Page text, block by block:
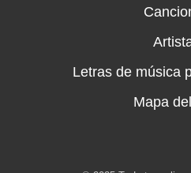
Letras de música
Mapa